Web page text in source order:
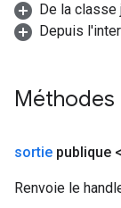
De la classe
Depuis
Méthodes
sortie publique
Renvoie le